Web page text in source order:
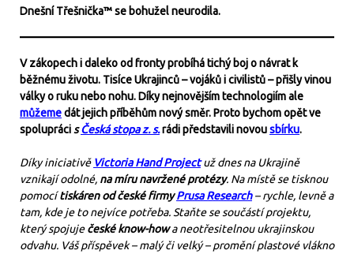
Dnešní Třešnička™ se bohužel neurodila.
V zákopech i daleko od fronty probíhá tichý boj o návrat k
běžnému životu. Tisíce Ukrajinců – vojáků i civilistů – přišly vinou
války o ruku nebo nohu. Díky nejnovějším technologiím ale
můžemedát jejich příběhům nový směr. Proto bychom opět ve
spolupráci sČeská stopa z. s.rádi představili novousbírku.
Díky iniciativě Victoria Hand Projectuž dnes na Ukrajině
vznikají odolné, na míru navržené protézy. Na místě se tisknou
pomocítiskáren od české firmyPrusa Research– rychle, levně a
tam, kde je to nejvíce potřeba. Staňte se součástí projektu,
který spojuječeské know-howa neotřesitelnou ukrajinskou
odvahu. Váš příspěvek – malý či velký – promění plastové vlákno